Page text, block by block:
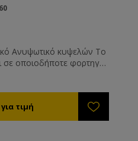
Ανυψωτικό κυψελών Το
σε οποιοδήποτε φορτηγό
μόνο 240 κιλά. Χάρη
σύστημα οριζοντίωσης